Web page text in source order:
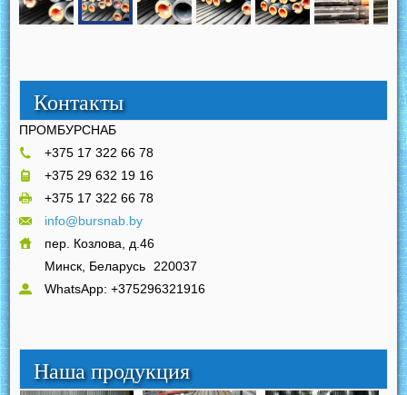
Контакты
ПРОМБУРСНАБ
+375 17 322 66 78
+375 29 632 19 16
+375 17 322 66 78
info@bursnab.by
пер. Козлова, д.46
Минск, Беларусь 220037
WhatsApp: +375296321916
Наша продукция